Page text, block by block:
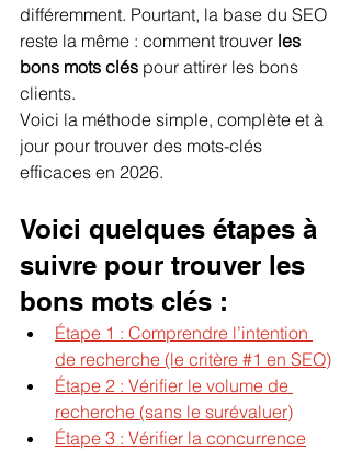
différemment. Pourtant, la base du SEO
reste la même : comment trouver les
bons mots clés pour attirer les bons
clients.
Voici la méthode simple, complète et à
jour pour trouver des mots-clés
efficaces en 2026.
Voici quelques étapes à
suivre pour trouver les
bons mots clés :
Étape 1 : Comprendre l’intention
de recherche (le critère #1 en SEO)
Étape 2 : Vérifier le volume de
recherche (sans le surévaluer)
Étape 3 : Vérifier la concurrence